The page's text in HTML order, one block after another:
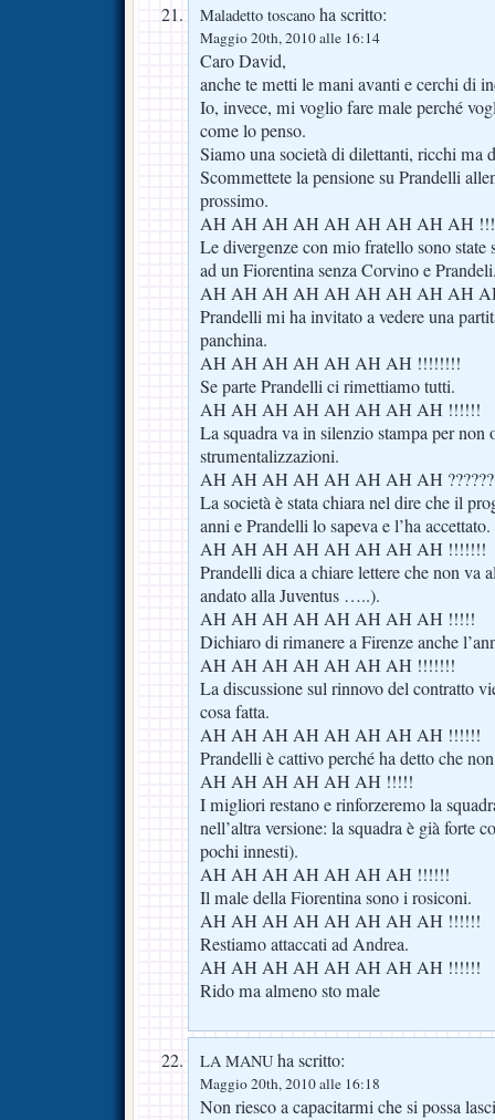
Maladetto toscano ha scritto:
Maggio 20th, 2010 alle 16:14
Caro David,
anche te metti le mani avanti e cerchi di
Io, invece, mi voglio fare male perché
come lo penso.
Siamo una società di dilettanti, ricchi ma
Scommettete la pensione su Prandelli
prossimo.
AH AH AH AH AH AH AH AH AH
Le divergenze con mio fratello sono state
ad un Fiorentina senza Corvino e
AH AH AH AH AH AH AH AH AH
Prandelli mi ha invitato a vedere una
panchina.
AH AH AH AH AH AH AH !!!!!!!!
Se parte Prandelli ci rimettiamo tutti.
AH AH AH AH AH AH AH AH !!!!!!
La squadra va in silenzio stampa per
strumentalizzazioni.
AH AH AH AH AH AH AH AH
La società è stata chiara nel dire che il
anni e Prandelli lo sapeva e l’ha accettato.
AH AH AH AH AH AH AH AH !!!!!!!
Prandelli dica a chiare lettere che non va
andato alla Juventus …..).
AH AH AH AH AH AH AH AH !!!!!
Dichiaro di rimanere a Firenze anche
AH AH AH AH AH AH AH !!!!!!!
La discussione sul rinnovo del contratto
cosa fatta.
AH AH AH AH AH AH AH AH !!!!!!
Prandelli è cattivo perché ha detto che
AH AH AH AH AH AH !!!!!
I migliori restano e rinforzeremo la
nell’altra versione: la squadra è già forte
pochi innesti).
AH AH AH AH AH AH AH !!!!!!
Il male della Fiorentina sono i rosiconi.
AH AH AH AH AH AH AH AH !!!!!!
Restiamo attaccati ad Andrea.
AH AH AH AH AH AH AH AH !!!!!!
Rido ma almeno sto male
LA MANU ha scritto:
Maggio 20th, 2010 alle 16:18
Non riesco a capacitarmi che si possa